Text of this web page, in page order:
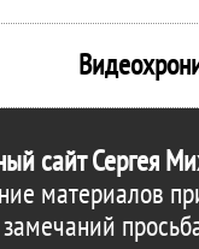
сайт Сергея
материалов